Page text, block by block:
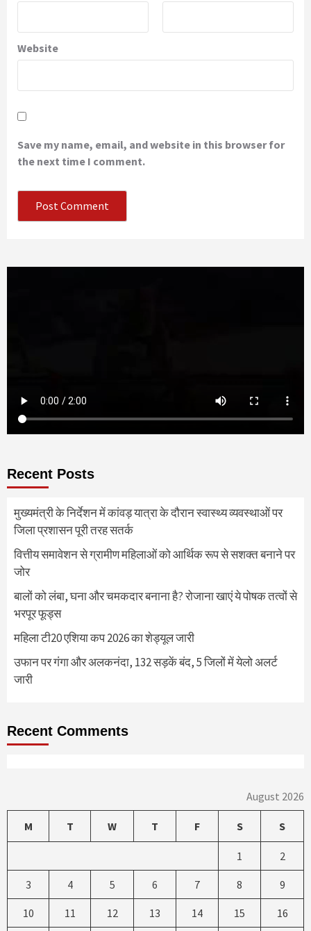
Website
Save my name, email, and website in this browser for
the next time I comment.
Recent Posts
मुख्यमंत्री के निर्देशन में कांवड़ यात्रा के दौरान स्वास्थ्य व्यवस्थाओं पर
जिला प्रशासन पूरी तरह सतर्क
वित्तीय समावेशन से ग्रामीण महिलाओं को आर्थिक रूप से सशक्त बनाने पर
जोर
बालों को लंबा, घना और चमकदार बनाना है? रोजाना खाएं ये पोषक तत्वों से
भरपूर फूड्स
महिला टी20 एशिया कप 2026 का शेड्यूल जारी
उफान पर गंगा और अलकनंदा, 132 सड़कें बंद, 5 जिलों में येलो अलर्ट
जारी
Recent Comments
August 2026
M T W T F S S
1 2
3 4 5 6 7 8 9
10 11 12 13 14 15 16